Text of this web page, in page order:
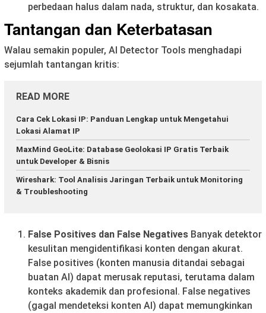
perbedaan halus dalam nada, struktur, dan kosakata.
Tantangan dan Keterbatasan
Walau semakin populer, AI Detector Tools menghadapi
sejumlah tantangan kritis:
READ MORE
Cara Cek Lokasi IP: Panduan Lengkap untuk Mengetahui
Lokasi Alamat IP
MaxMind GeoLite: Database Geolokasi IP Gratis Terbaik
untuk Developer & Bisnis
Wireshark: Tool Analisis Jaringan Terbaik untuk Monitoring
& Troubleshooting
False Positives dan False Negatives Banyak detektor
kesulitan mengidentifikasi konten dengan akurat.
False positives (konten manusia ditandai sebagai
buatan AI) dapat merusak reputasi, terutama dalam
konteks akademik dan profesional. False negatives
(gagal mendeteksi konten AI) dapat memungkinkan